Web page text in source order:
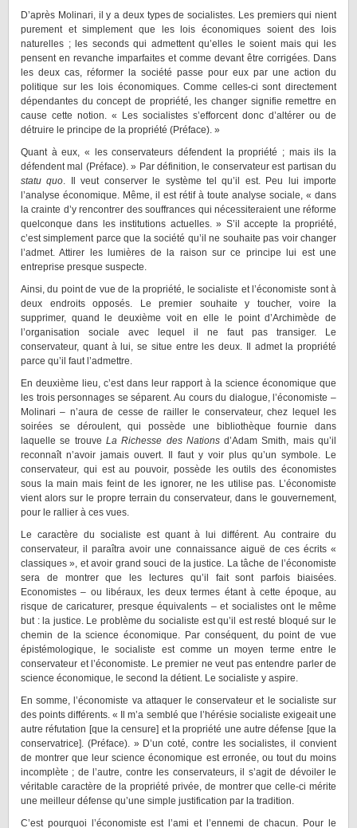
D’après Molinari, il y a deux types de socialistes. Les premiers qui nient
purement et simplement que les lois économiques soient des lois
naturelles ; les seconds qui admettent qu’elles le soient mais qui les
pensent en revanche imparfaites et comme devant être corrigées. Dans
les deux cas, réformer la société passe pour eux par une action du
politique sur les lois économiques. Comme celles-ci sont directement
dépendantes du concept de propriété, les changer signifie remettre en
cause cette notion. « Les socialistes s’efforcent donc d’altérer ou de
détruire le principe de la propriété (Préface). »
Quant à eux, « les conservateurs défendent la propriété ; mais ils la
défendent mal (Préface). » Par définition, le conservateur est partisan du
statu quo. Il veut conserver le système tel qu’il est. Peu lui importe
l’analyse économique. Même, il est rétif à toute analyse sociale, « dans
la crainte d’y rencontrer des souffrances qui nécessiteraient une réforme
quelconque dans les institutions actuelles. » S’il accepte la propriété,
c’est simplement parce que la société qu’il ne souhaite pas voir changer
l’admet. Attirer les lumières de la raison sur ce principe lui est une
entreprise presque suspecte.
Ainsi, du point de vue de la propriété, le socialiste et l’économiste sont à
deux endroits opposés. Le premier souhaite y toucher, voire la
supprimer, quand le deuxième voit en elle le point d’Archimède de
l’organisation sociale avec lequel il ne faut pas transiger. Le
conservateur, quant à lui, se situe entre les deux. Il admet la propriété
parce qu’il faut l’admettre.
En deuxième lieu, c’est dans leur rapport à la science économique que
les trois personnages se séparent. Au cours du dialogue, l’économiste –
Molinari – n’aura de cesse de railler le conservateur, chez lequel les
soirées se déroulent, qui possède une bibliothèque fournie dans
laquelle se trouve La Richesse des Nationsd’Adam Smith, mais qu’il
reconnaît n’avoir jamais ouvert. Il faut y voir plus qu’un symbole. Le
conservateur, qui est au pouvoir, possède les outils des économistes
sous la main mais feint de les ignorer, ne les utilise pas. L’économiste
vient alors sur le propre terrain du conservateur, dans le gouvernement,
pour le rallier à ces vues.
Le caractère du socialiste est quant à lui différent. Au contraire du
conservateur, il paraîtra avoir une connaissance aiguë de ces écrits «
classiques », et avoir grand souci de la justice. La tâche de l’économiste
sera de montrer que les lectures qu’il fait sont parfois biaisées.
Economistes – ou libéraux, les deux termes étant à cette époque, au
risque de caricaturer, presque équivalents – et socialistes ont le même
but : la justice. Le problème du socialiste est qu’il est resté bloqué sur le
chemin de la science économique. Par conséquent, du point de vue
épistémologique, le socialiste est comme un moyen terme entre le
conservateur et l’économiste. Le premier ne veut pas entendre parler de
science économique, le second la détient. Le socialiste y aspire.
En somme, l’économiste va attaquer le conservateur et le socialiste sur
des points différents. « Il m’a semblé que l’hérésie socialiste exigeait une
autre réfutation [que la censure] et la propriété une autre défense [que la
conservatrice]. (Préface). » D’un coté, contre les socialistes, il convient
de montrer que leur science économique est erronée, ou tout du moins
incomplète ; de l’autre, contre les conservateurs, il s’agit de dévoiler le
véritable caractère de la propriété privée, de montrer que celle-ci mérite
une meilleur défense qu’une simple justification par la tradition.
C’est pourquoi l’économiste est l’ami et l’ennemi de chacun. Pour le